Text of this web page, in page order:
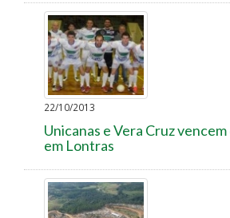
22/10/2013
Unicanas e Vera Cruz
em Lontras